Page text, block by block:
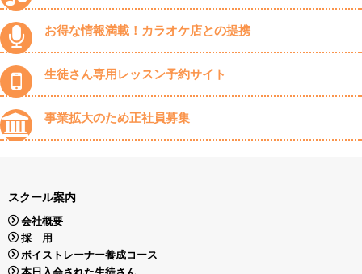
お得な情報満載！カラオケ店との提携
生徒さん専用レッスン予約サイト
事業拡大のため正社員募集
スクール案内
会社概要
採 用
ボイストレーナー養成コース
本日入会された生徒さん